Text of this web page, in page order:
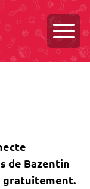
de Bazentin
gratuitement.